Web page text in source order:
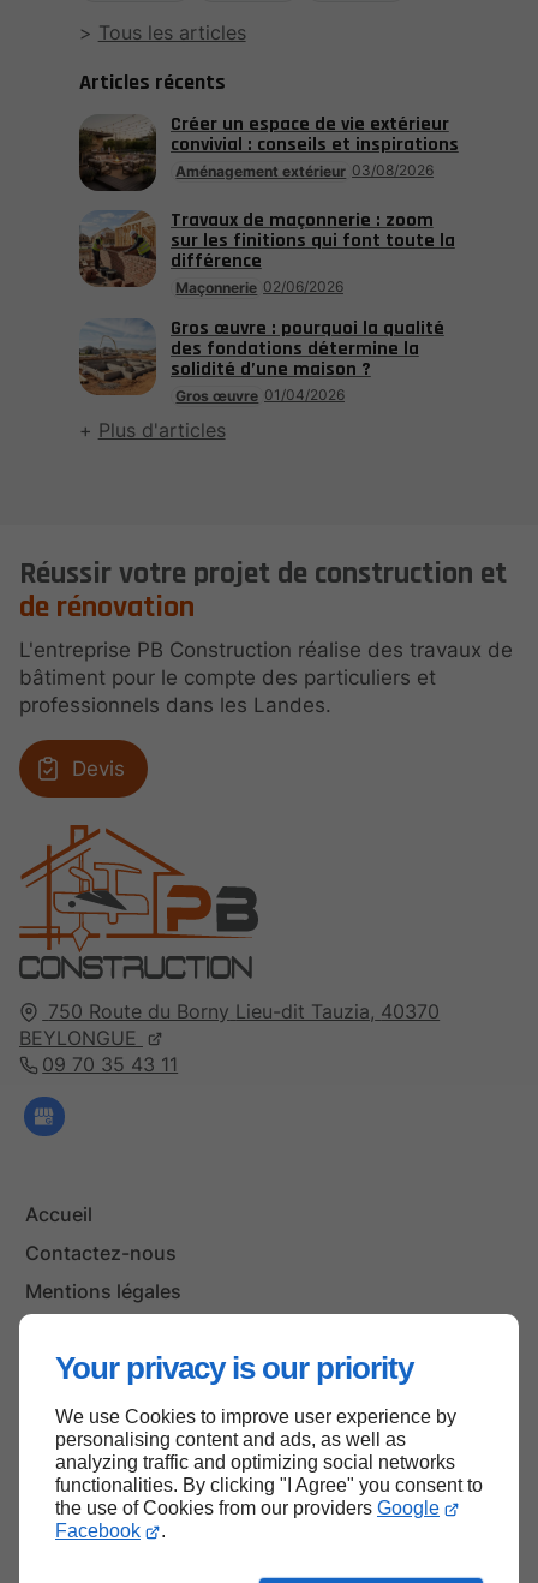
Your privacy is our priority
We use Cookies to improve user experience by
personalising content and ads, as well as
analyzing traffic and optimizing social networks
functionalities. By clicking "I Agree" you consent to
the use of Cookies from our providers Google
Facebook
.
Tous les articles
Articles récents
Aménagement extérieur 03/08/2026
Créer un espace de vie extérieur
convivial : conseils et inspirations
Maçonnerie 02/06/2026
Travaux de maçonnerie : zoom
sur les finitions qui font toute la
différence
Gros œuvre 01/04/2026
Gros œuvre : pourquoi la qualité
des fondations détermine la
solidité d’une maison ?
Plus d'articles
750 Route du Borny Lieu-dit Tauzia, 40370
BEYLONGUE
09 70 35 43 11
Accueil
Contactez-nous
Mentions légales
Réussir votre projet de construction et
de rénovation
L'entreprise PB Construction réalise des travaux de
bâtiment pour le compte des particuliers et
professionnels dans les Landes.
Devis
Haut de page